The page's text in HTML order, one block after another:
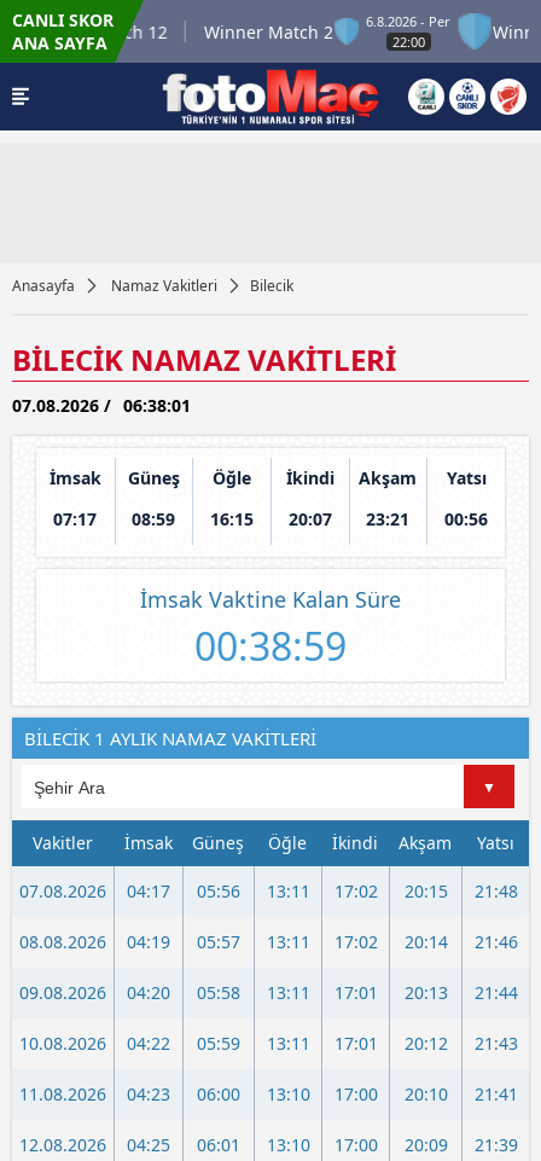
CANLI SKOR
ANA SAYFA
Winner Match 12 Winner Match 2
6.8.2026 - Per
22:00
Anasayfa Namaz Vakitleri Bilecik
BİLECİK NAMAZ VAKİTLERİ
07.08.2026 / 06:38:01
İmsak
07:17
Güneş
08:59
Öğle
16:15
İkindi
20:07
Akşam
23:21
Yatsı
00:56
İmsak Vaktine Kalan Süre
00:38:59
BİLECİK 1 AYLIK NAMAZ VAKİTLERİ
Vakitler İmsak Güneş Öğle İkindi Akşam Yatsı
07.08.2026 04:17 05:56 13:11 17:02 20:15 21:48
08.08.2026 04:19 05:57 13:11 17:02 20:14 21:46
09.08.2026 04:20 05:58 13:11 17:01 20:13 21:44
10.08.2026 04:22 05:59 13:11 17:01 20:12 21:43
11.08.2026 04:23 06:00 13:10 17:00 20:10 21:41
12.08.2026 04:25 06:01 13:10 17:00 20:09 21:39